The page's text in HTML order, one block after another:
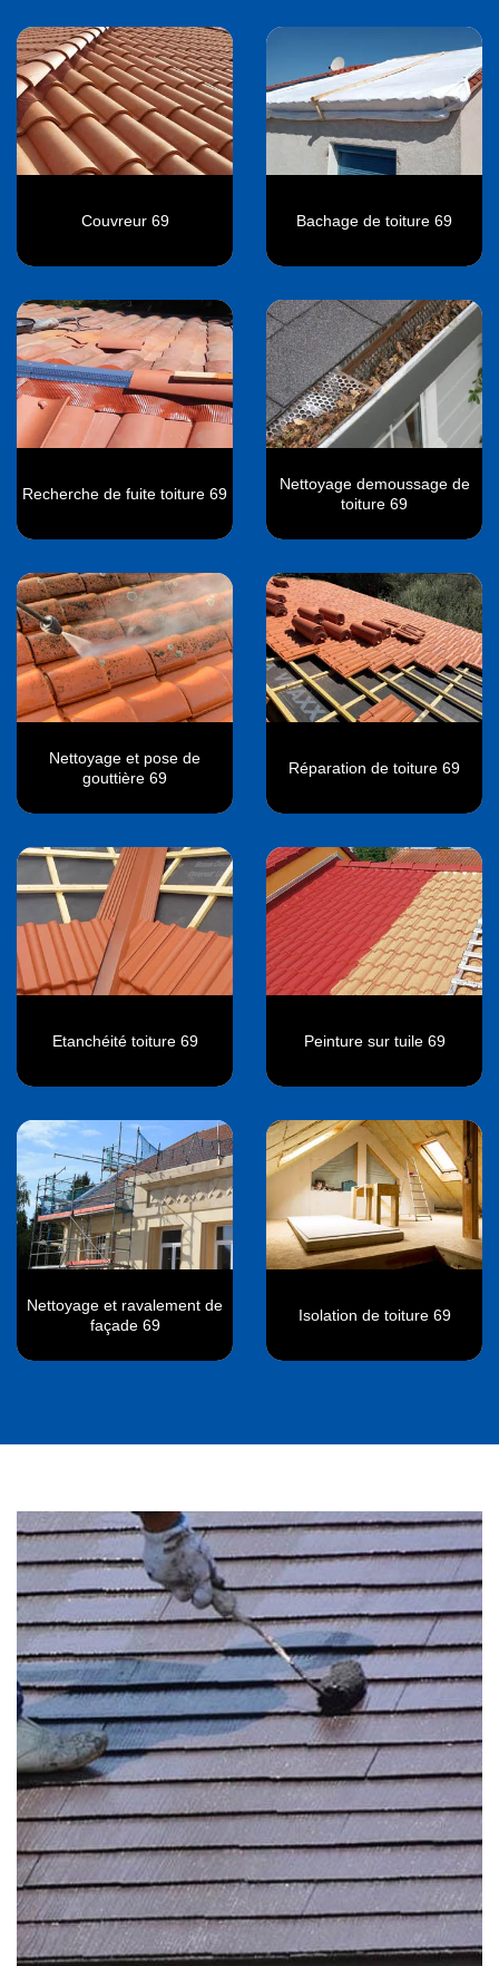
Couvreur 69 Bachage de toiture 69
Recherche de fuite toiture 69
Nettoyage demoussage de
toiture 69
Nettoyage et pose de
gouttière 69
Réparation de toiture 69
Etanchéité toiture 69 Peinture sur tuile 69
Nettoyage et ravalement de
façade 69
Isolation de toiture 69